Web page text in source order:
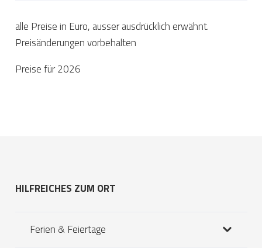
alle Preise in Euro, ausser ausdrücklich erwähnt.
Preisänderungen vorbehalten
Preise für 2026
HILFREICHES ZUM ORT
Ferien & Feiertage